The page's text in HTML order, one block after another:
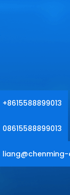
+8615588899013
08615588899013